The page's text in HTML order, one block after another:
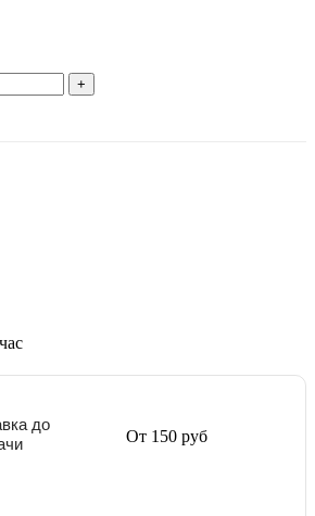
до
От 150 руб